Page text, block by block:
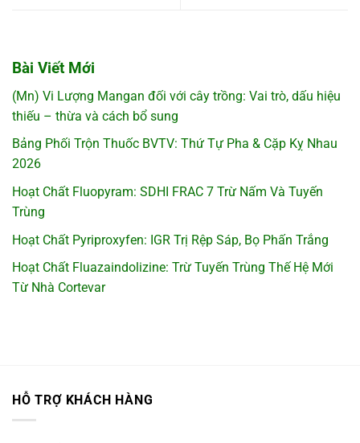
Bài Viết Mới
(Mn) Vi Lượng Mangan đối với cây trồng: Vai trò, dấu hiệu
thiếu – thừa và cách bổ sung
Bảng Phối Trộn Thuốc BVTV: Thứ Tự Pha & Cặp Kỵ Nhau
2026
Hoạt Chất Fluopyram: SDHI FRAC 7 Trừ Nấm Và Tuyến
Trùng
Hoạt Chất Pyriproxyfen: IGR Trị Rệp Sáp, Bọ Phấn Trắng
Hoạt Chất Fluazaindolizine: Trừ Tuyến Trùng Thế Hệ Mới
Từ Nhà Cortevar
HỖ TRỢ KHÁCH HÀNG